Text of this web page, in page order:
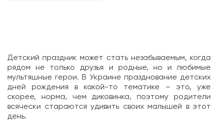
Детский праздникможет стать незабываемым, когда
рядом не только друзья и родные, но и любимые
мультяшные герои. В Украине празднование детских
дней рождения в какой-то тематике – это, уже
скорее, норма, чем диковинка, поэтому родители
всячески стараются удивить своих малышей в этот
день.